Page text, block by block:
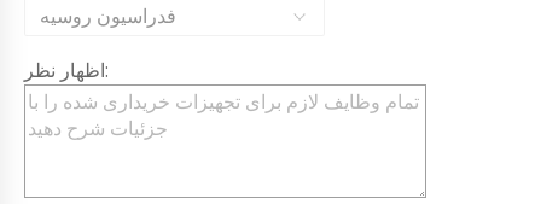
فدراسیون روسیه
اظهار نظر: